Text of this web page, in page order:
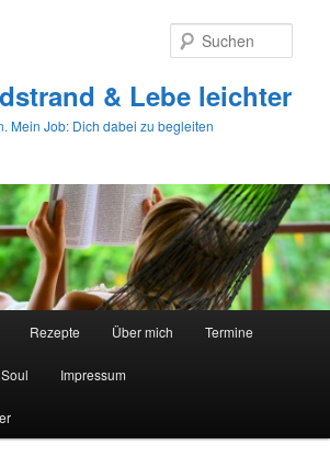
& Lebe leichter
Mein Job: Dich dabei zu begleiten
Rezepte Über mich Termine
Impressum